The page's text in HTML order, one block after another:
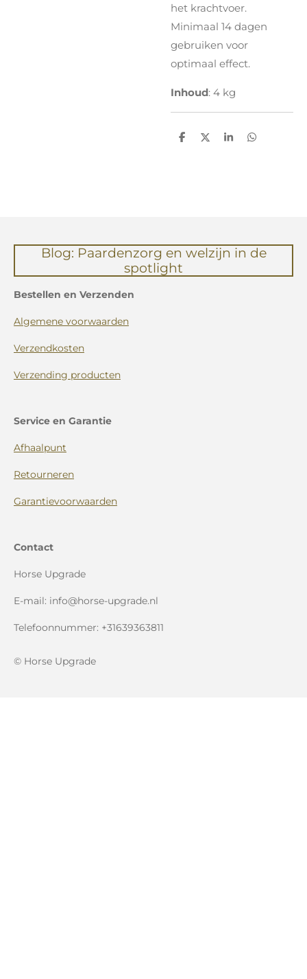
het krachtvoer.
Minimaal 14 dagen
gebruiken voor
optimaal effect.
Inhoud: 4 kg
D
D
S
D
Blog: Paardenzorg en welzijn in de
spotlight
Bestellen en Verzenden
Algemene voorwaarden
Verzendkosten
Verzending producten
Service en Garantie
Afhaalpunt
Retourneren
Garantievoorwaarden
Contact
Horse Upgrade
E-mail: info@horse-upgrade.nl
Telefoonnummer: +31639363811
© Horse Upgrade